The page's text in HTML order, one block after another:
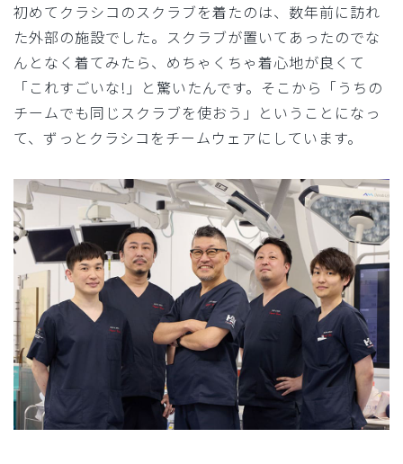
初めてクラシコのスクラブを着たのは、数年前に訪れ
た外部の施設でした。スクラブが置いてあったのでな
んとなく着てみたら、めちゃくちゃ着心地が良くて
「これすごいな!」と驚いたんです。そこから「うちの
チームでも同じスクラブを使おう」ということになっ
て、ずっとクラシコをチームウェアにしています。